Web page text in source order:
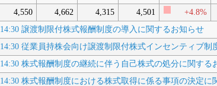
4,550 4,662 4,315 4,501 +4.8%
14:30 譲渡制限付株式報酬制度の導入に関するお知らせ
14:30 従業員持株会向け譲渡制限付株式インセンティブ制
14:30 株式報酬制度の継続に伴う自己株式の処分に関する
14:30 株式報酬制度における株式取得に係る事項の決定に